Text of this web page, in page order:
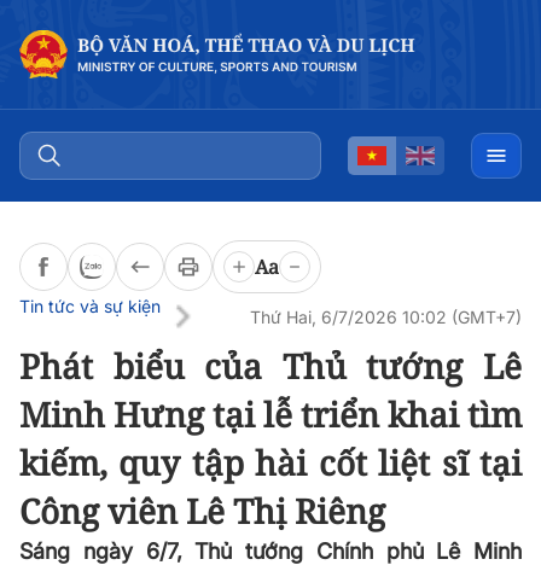
Aa
Tin tức và sự kiện
Thứ Hai, 6/7/2026 10:02 (GMT+7)
Phát biểu của Thủ tướng Lê
Minh Hưng tại lễ triển khai tìm
kiếm, quy tập hài cốt liệt sĩ tại
Công viên Lê Thị Riêng
Sáng ngày 6/7, Thủ tướng Chính phủ Lê Minh
Đọc bài